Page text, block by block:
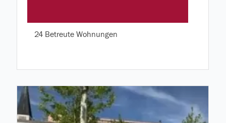
24 Betreute Wohnungen